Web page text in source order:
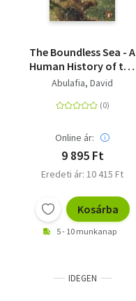
The Boundless Sea - A
Human History of the
Oceans
Abulafia, David
Online ár:
9 895 Ft
Eredeti ár: 10 415 Ft
Kosárba
5 - 10 munkanap
IDEGEN